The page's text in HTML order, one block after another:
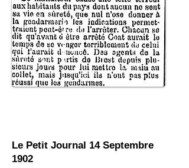
Le Petit Journal 14 Septembre
1902